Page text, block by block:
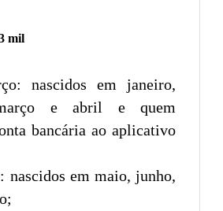
mil
nascidos em janeiro,
e abril e quem
bancária ao aplicativo
nascidos em maio, junho,